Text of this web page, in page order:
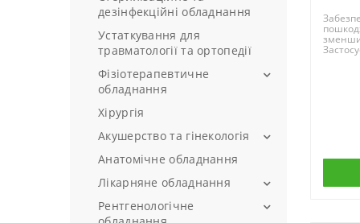
Спеціалізоване взуття
Спеціалізований одяг жіночий
чоловічий
дезінфекційні обладнання
Автоклави
Автоклави на 18 літрів
Автоклави на 23 літри
Камери КДЕ
Кип'ятильники дезінфекційні
Стерилізатори сухожарові
повітряні
Устаткування для
травматології та ортопедії
Фізіотерапевтичне
обладнання
Інгалятори (небулайзери)
Апарати Дарсонваль
Опромінювачі
Хірургія
Акушерство та гінекологія
Акушерсько-гінекологічний
Анатомічне обладнання
Лікарняне обладнання
Ваги для новонароджених
Рентгенологічне